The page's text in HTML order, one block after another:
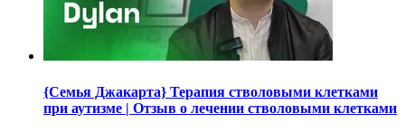
{Семья Джакарта} Терапия стволовыми клетками
при аутизме | Отзыв о лечении стволовыми клетками